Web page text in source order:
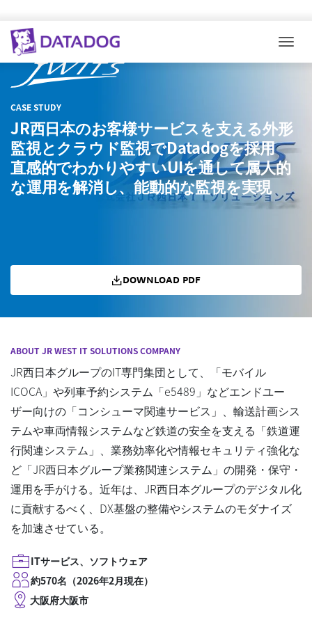
CASE STUDY
JR西日本のお客様サービスを支える外形
監視とクラウド監視でDatadogを採用
直感的でわかりやすいUIを通して属人的
な運用を解消し、能動的な監視を実現
DOWNLOAD PDF
ABOUT JR WEST IT SOLUTIONS COMPANY
JR西日本グループのIT専門集団として、「モバイル
ICOCA」や列車予約システム「e5489」などエンドユー
ザー向けの「コンシューマ関連サービス」、輸送計画シス
テムや車両情報システムなど鉄道の安全を支える「鉄道運
行関連システム」、業務効率化や情報セキュリティ強化な
ど「JR西日本グループ業務関連システム」の開発・保守・
運用を手がける。近年は、JR西日本グループのデジタル化
に貢献するべく、DX基盤の整備やシステムのモダナイズ
を加速させている。
ITサービス、ソフトウェア
約570名（2026年2月現在）
大阪府大阪市